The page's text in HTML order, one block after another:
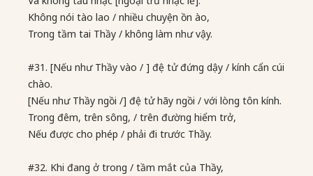
Không nói tào lao / nhiều chuyện ồn ào,
Trong tầm tai Thầy / không làm như vậy.
#31. [Nếu như Thầy vào / ] đệ tử đứng dậy / kính cẩn cúi
chào.
[Nếu như Thầy ngồi /] đệ tử hãy ngồi / với lòng tôn kính.
Trong đêm, trên sông, / trên đường hiểm trở,
Nếu được cho phép / phải đi trước Thầy.
#32. Khi đang ở trong / tầm mắt của Thầy,